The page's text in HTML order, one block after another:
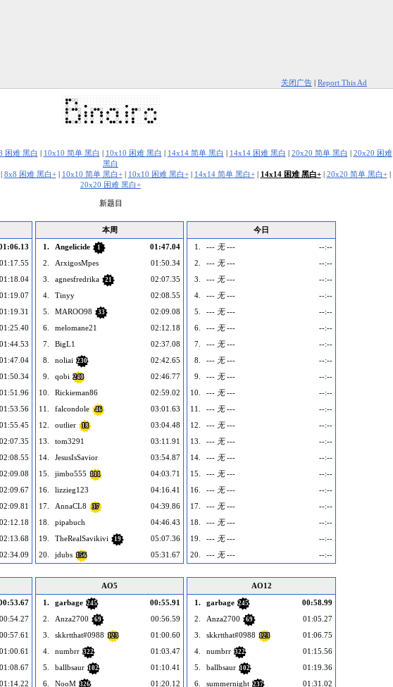
关闭广告 | Report This Ad
困难 黑白 | 10x10 简单 黑白 | 10x10 困难 黑白 | 14x14 简单 黑白 | 14x14 困难 黑白 | 20x20 简单 黑白 | 20x20 困难
黑白
8x8 困难 黑白+| 10x10 简单 黑白+| 10x10 困难 黑白+| 14x14 简单 黑白+| 14x14 困难 黑白+| 20x20 简单 黑白+|
20x20 困难 黑白+
新题目
01:17.55
01:18.04
01:19.07
01:19.31
01:25.40
01:44.53
01:47.04
01:50.34
01:51.96
01:53.56
01:55.45
02:07.35
02:08.55
02:09.08
02:09.67
02:09.81
02:12.18
02:13.68
02:34.09
本周
1.
Angelicide 1
01:47.04
2.
ArxigosMpes
01:50.34
3.
agnesfredrika 21
02:07.35
4.
Tinyy
02:08.55
5.
MAROO98 33
02:09.08
6.
melomane21
02:12.18
7.
BigL1
02:37.08
8.
noliai 230
02:42.65
9.
qobi 240
02:46.77
10.
Rickieman86
02:59.02
11.
falcondole 46
03:01.63
12.
outlier 18
03:04.48
13.
tom3291
03:11.91
14.
JesusIsSavior
03:54.87
15.
jimbo555 111
04:03.71
16.
lizzieg123
04:16.41
17.
AnnaCL8 37
04:39.86
18.
pipabuch
04:46.43
19.
TheRealSavikivi 19
05:07.36
20.
jdubs 156 05:31.67
今日
1.
--- 无 ---
--:--
2.
--- 无 ---
--:--
3.
--- 无 ---
--:--
4.
--- 无 ---
--:--
5.
--- 无 ---
--:--
6.
--- 无 ---
--:--
7.
--- 无 ---
--:--
8.
--- 无 ---
--:--
9.
--- 无 ---
--:--
10.
--- 无 ---
--:--
11.
--- 无 ---
--:--
12.
--- 无 ---
--:--
13.
--- 无 ---
--:--
14.
--- 无 ---
--:--
15.
--- 无 ---
--:--
16.
--- 无 ---
--:--
17.
--- 无 ---
--:--
18.
--- 无 ---
--:--
19.
--- 无 ---
--:--
20.
--- 无 --- --:--
00:54.27
00:57.61
01:00.61
01:08.67
01:14.22
AO5
1.
garbage 245
00:55.91
2.
Anza2700 69
00:56.59
3.
skkrtthat#0988 123
01:00.60
4.
numbrr 322
01:03.47
5.
ballbsaur 102
01:10.41
6.
NooM 326
01:20.12
AO12
1.
garbage 245
00:58.99
2.
Anza2700 69
01:05.27
3.
skkrtthat#0988 123
01:06.75
4.
numbrr 322
01:15.56
5.
ballbsaur 102
01:19.36
6.
summernight 237
01:31.02